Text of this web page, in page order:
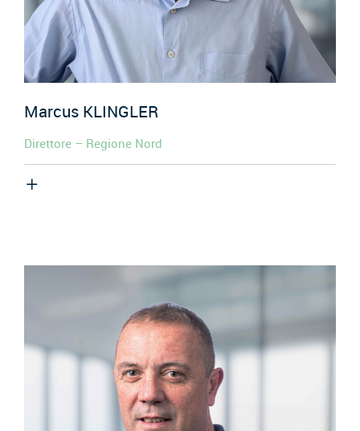
Marcus KLINGLER
Direttore – Regione Nord